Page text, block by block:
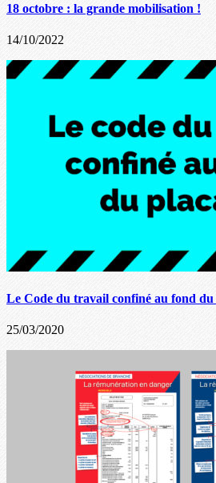
18 octobre : la grande mobilisation !
14/10/2022
Le Code du travail confiné au fond
25/03/2020